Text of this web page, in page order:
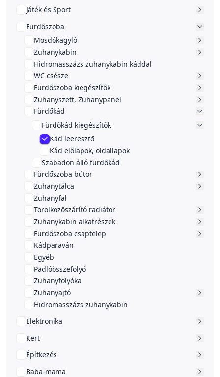
Játék és Sport
Fürdőszoba
Mosdókagyló
Zuhanykabin
Hidromasszázs zuhanykabin káddal
WC csésze
Fürdőszoba kiegészítők
Zuhanyszett, Zuhanypanel
Fürdőkád
Fürdőkád kiegészítők
Kád leeresztő
Kád előlapok, oldallapok
Szabadon álló fürdőkád
Fürdőszoba bútor
Zuhanytálca
Zuhanyfal
Törölközőszárító radiátor
Zuhanykabin alkatrészek
Fürdőszoba csaptelep
Kádparaván
Egyéb
Padlóösszefolyó
Zuhanyfolyóka
Zuhanyajtó
Hidromasszázs zuhanykabin
Elektronika
Kert
Építkezés
Baba-mama